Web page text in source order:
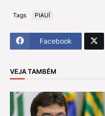
Tags PIAUÍ
Facebook
VEJA TAMBÉM